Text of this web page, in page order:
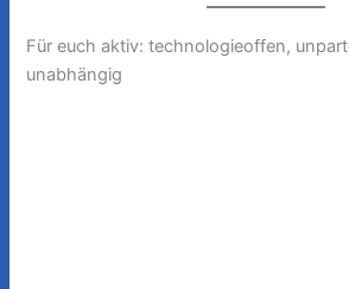
Für euch aktiv: technologieoffen,
unabhängig